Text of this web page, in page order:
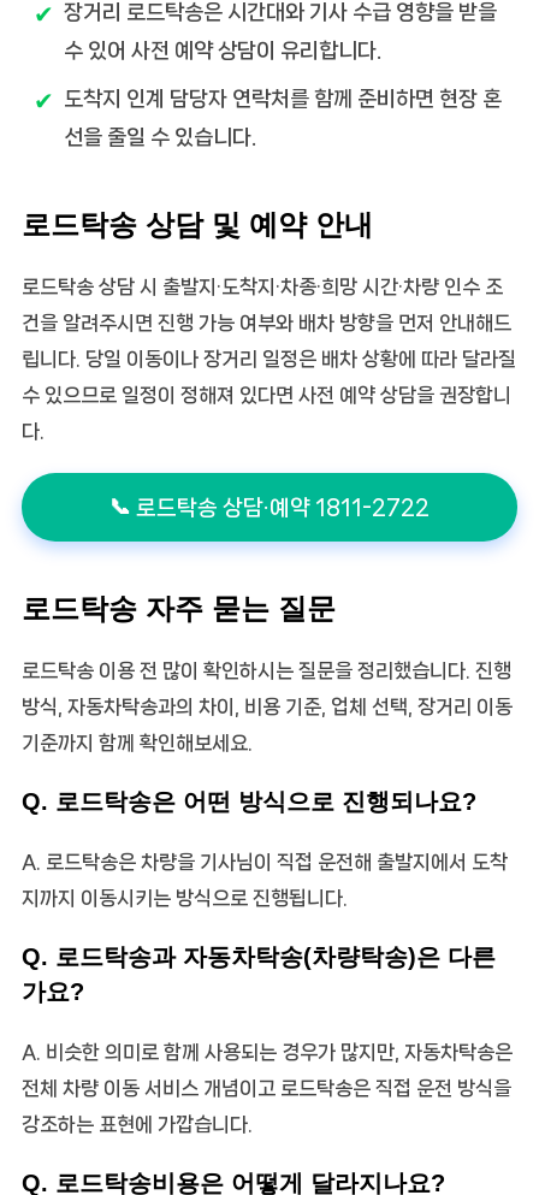
장거리 로드탁송은 시간대와 기사 수급 영향을 받을
수 있어 사전 예약 상담이 유리합니다.
도착지 인계 담당자 연락처를 함께 준비하면 현장 혼
선을 줄일 수 있습니다.
로드탁송 상담 및 예약 안내
로드탁송 상담 시 출발지·도착지·차종·희망 시간·차량 인수 조
건을 알려주시면 진행 가능 여부와 배차 방향을 먼저 안내해드
립니다. 당일 이동이나 장거리 일정은 배차 상황에 따라 달라질
수 있으므로 일정이 정해져 있다면 사전 예약 상담을 권장합니
다.
📞 로드탁송 상담·예약 1811-2722
로드탁송 자주 묻는 질문
로드탁송 이용 전 많이 확인하시는 질문을 정리했습니다. 진행
방식, 자동차탁송과의 차이, 비용 기준, 업체 선택, 장거리 이동
기준까지 함께 확인해보세요.
Q. 로드탁송은 어떤 방식으로 진행되나요?
A. 로드탁송은 차량을 기사님이 직접 운전해 출발지에서 도착
지까지 이동시키는 방식으로 진행됩니다.
Q. 로드탁송과 자동차탁송(차량탁송)은 다른
가요?
A. 비슷한 의미로 함께 사용되는 경우가 많지만, 자동차탁송은
전체 차량 이동 서비스 개념이고 로드탁송은 직접 운전 방식을
강조하는 표현에 가깝습니다.
Q. 로드탁송비용은 어떻게 달라지나요?